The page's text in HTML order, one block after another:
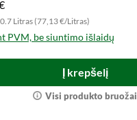
Litras (77,13 €/Litras)
PVM, be siuntimo išlaidų
Į krepšelį
Visi produkto bruožai